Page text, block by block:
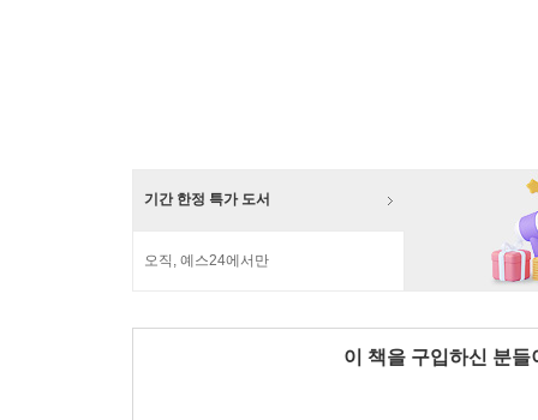
기간 한정 특가 도서
오직, 예스24에서만
이 책을 구입하신 분